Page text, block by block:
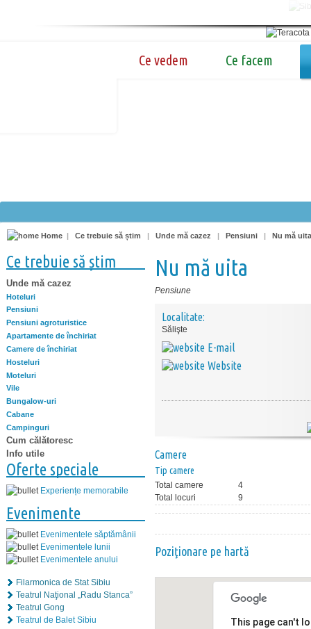
Ce vedem Ce facem
Home | Ce trebuie să știm | Unde mă cazez | Pensiuni | Nu mă uita
Ce trebuie să știm
Unde mă cazez
Hoteluri
Pensiuni
Pensiuni agroturistice
Apartamente de închiriat
Camere de închiriat
Hosteluri
Moteluri
Vile
Bungalow-uri
Cabane
Campinguri
Cum călătoresc
Info utile
Oferte speciale
Experiențe memorabile
Evenimente
Evenimentele săptămânii
Evenimentele lunii
Evenimentele anului
Filarmonica de Stat Sibiu
Teatrul Naţional „Radu Stanca”
Teatrul Gong
Teatrul de Balet Sibiu
Nu mă uita
Pensiune
Localitate:
Sălişte
E-mail
Website
Camere
Tip camere
Total camere
4
Total locuri
9
Poziţionare pe hartă
This page can't